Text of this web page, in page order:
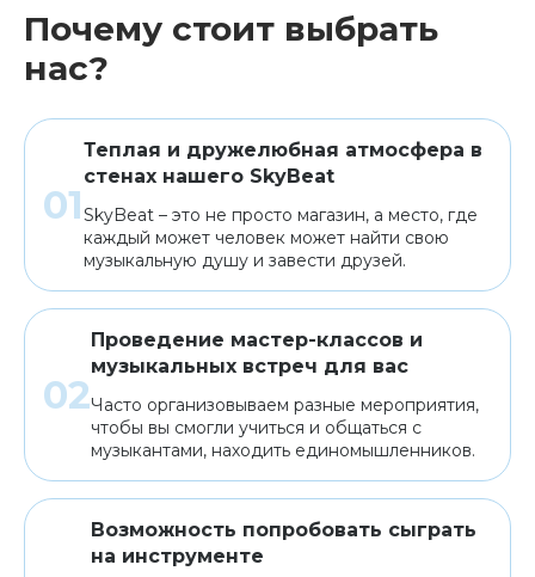
Почему стоит выбрать
нас?
Теплая и дружелюбная атмосфера в
стенах нашего SkyBeat
SkyBeat – это не просто магазин, а место, где
каждый может человек может найти свою
музыкальную душу и завести друзей.
Проведение мастер-классов и
музыкальных встреч для вас
Часто организовываем разные мероприятия,
чтобы вы смогли учиться и общаться с
музыкантами, находить единомышленников.
Возможность попробовать сыграть
на инструменте